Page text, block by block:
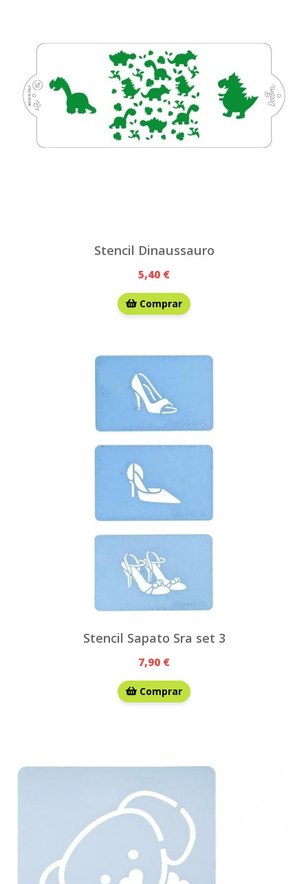
Stencil Dinaussauro
5,40 €
Comprar
Stencil Sapato Sra set 3
7,90 €
Comprar